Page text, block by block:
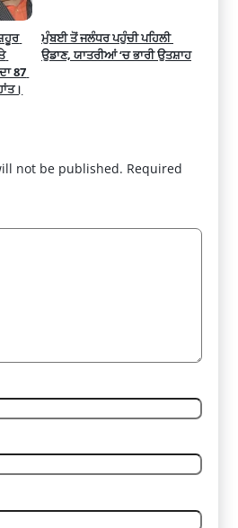
87
ਮੁੰਬਈ ਤੋਂ ਜਲੰਧਰ ਪਹੁੰਚੀ ਪਹਿਲੀ
ਉਡਾਣ, ਯਾਤਰੀਆਂ ‘ਚ ਭਾਰੀ ਉਤਸ਼ਾਹ
not be published. Required